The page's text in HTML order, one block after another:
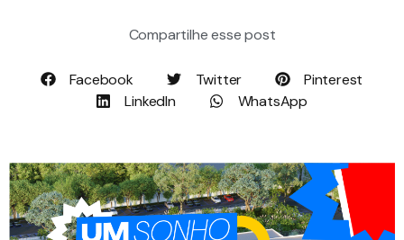
Compartilhe esse post
Facebook Twitter
Pinterest
LinkedIn
WhatsApp